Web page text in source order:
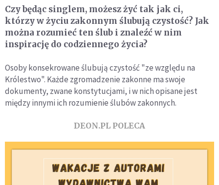
Czy będąc singlem, możesz żyć tak jak ci,
którzy w życiu zakonnym ślubują czystość? Jak
można rozumieć ten ślub i znaleźć w nim
inspirację do codziennego życia?
Osoby konsekrowane ślubują czystość "ze względu na
Królestwo". Każde zgromadzenie zakonne ma swoje
dokumenty, zwane konstytucjami, i w nich opisane jest
między innymi ich rozumienie ślubów zakonnych.
DEON.PL POLECA